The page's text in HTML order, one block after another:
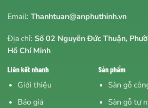
Email: Thanhtuan@anphuthinh.vn
Địa chỉ: Số 02 Nguyễn Đức Thuận,
Hồ Chí Minh
Liên kết nhanh
Giới thiệu
Báo giá
Sản phẩm
Sàn gỗ
Sàn gỗ tự